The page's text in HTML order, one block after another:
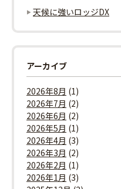
天候に強いロッジDX
アーカイブ
2026年8月 (1)
2026年7月 (2)
2026年6月 (2)
2026年5月 (1)
2026年4月 (3)
2026年3月 (2)
2026年2月 (1)
2026年1月 (3)